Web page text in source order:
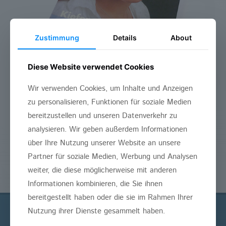
Zustimmung Details About
Diese Website verwendet Cookies
Wir verwenden Cookies, um Inhalte und Anzeigen
zu personalisieren, Funktionen für soziale Medien
bereitzustellen und unseren Datenverkehr zu
analysieren. Wir geben außerdem Informationen
über Ihre Nutzung unserer Website an unsere
Partner für soziale Medien, Werbung und Analysen
weiter, die diese möglicherweise mit anderen
Informationen kombinieren, die Sie ihnen
bereitgestellt haben oder die sie im Rahmen Ihrer
Nutzung ihrer Dienste gesammelt haben.